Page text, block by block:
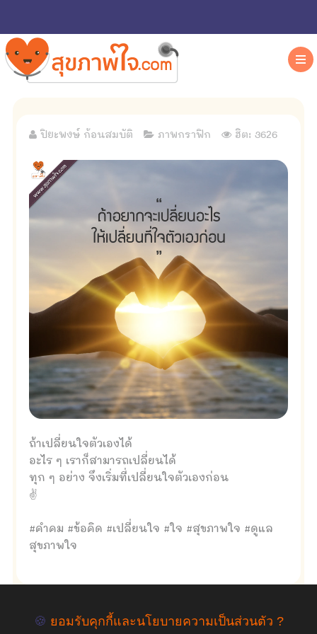
ปิยะพงษ์ ก้อนสมบัติ ภาพกราฟิก ฮิต: 3626
ถ้าเปลี่ยนใจตัวเองได้
อะไร ๆ เราก็สามารถเปลี่ยนได้
ทุก ๆ อย่าง จึงเริ่มที่เปลี่ยนใจตัวเองก่อน
✌
#คำคม #ข้อคิด #เปลี่ยนใจ #ใจ #สุขภาพใจ #ดูแล
สุขภาพใจ
🍪 ยอมรับคุกกี้และนโยบายความเป็นส่วนตัว ?